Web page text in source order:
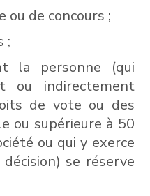
ou de concours ;
;
la personne (qui
ou indirectement
de vote ou des
ou supérieure à 50
ou qui y exerce
se réserve